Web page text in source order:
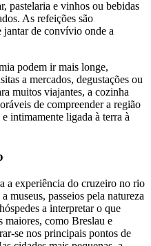
pastelaria e vinhos ou bebidas
As refeições são
jantar de convívio onde a
podem ir mais longe,
a mercados, degustações ou
muitos viajantes, a cozinha
de compreender a região
intimamente ligada à terra à
a experiência do cruzeiro no rio
museus, passeios pela natureza
a interpretar o que
maiores, como Breslau e
se nos principais pontos de